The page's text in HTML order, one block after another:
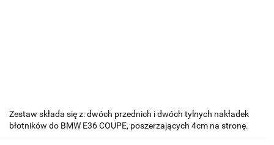
Zestaw składa się z: dwóch przednich i dwóch tylnych nakładek
błotników do BMW E36 COUPE, poszerzających 4cm na stronę.